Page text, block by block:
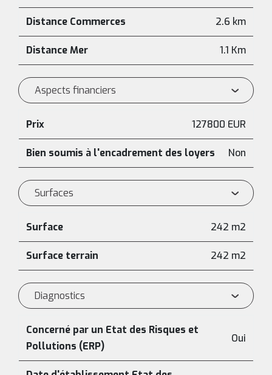
Distance Commerces 2.6 km
Distance Mer 1.1 Km
Aspects financiers
Prix 127800 EUR
Bien soumis à l'encadrement des loyers Non
Surfaces
Surface 242 m2
Surface terrain 242 m2
Diagnostics
Concerné par un Etat des Risques et
Pollutions (ERP)
Oui